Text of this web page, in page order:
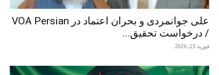
علی جوانمردی و بحران اعتماد در VOA Persian
/ درخواست تحقیق...
فوریه 23, 2026